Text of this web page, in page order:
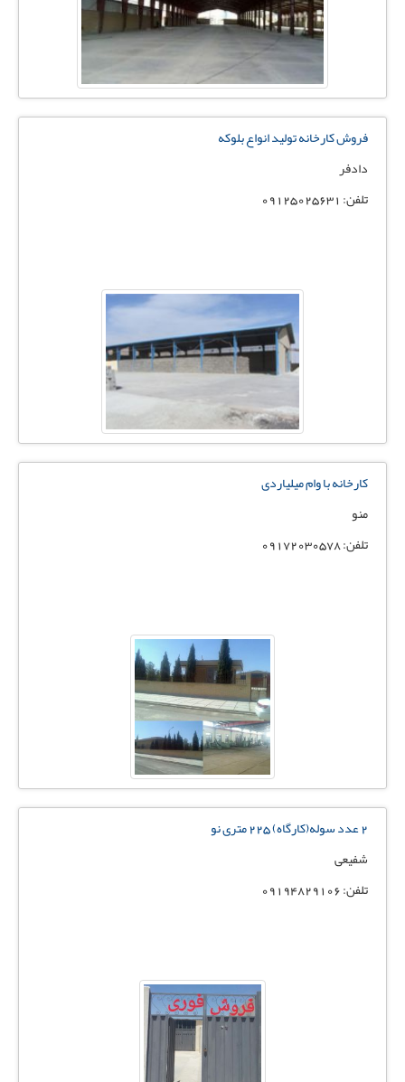
فروش کارخانه تولید انواع بلوکه
دادفر
تلفن: 09125025631
کارخانه با وام میلیاردی
منو
تلفن: 09172030578
۲ عدد سوله(کارگاه) ۲۲۵ متری نو
شفیعی
تلفن: 09194829106